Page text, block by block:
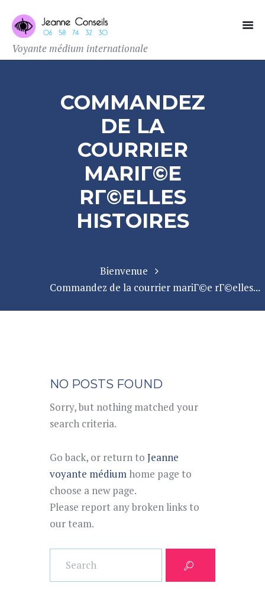
Voyante médium internationale
COMMANDEZ
DE LA
COURRIER
MARIГ©E
RГ©ELLES
HISTOIRES
Bienvenue
Commandez de la courrier mariГ©e rГ©elles...
NO POSTS FOUND
Sorry, but nothing matched your
search criteria.
Go back, or return to Jeanne
voyante médium home page to
choose a new page.
Please report any broken links to
our team.